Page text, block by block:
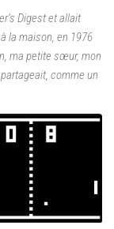
Digest et allait
la maison, en 1976
ma petite sœur, mon
comme un